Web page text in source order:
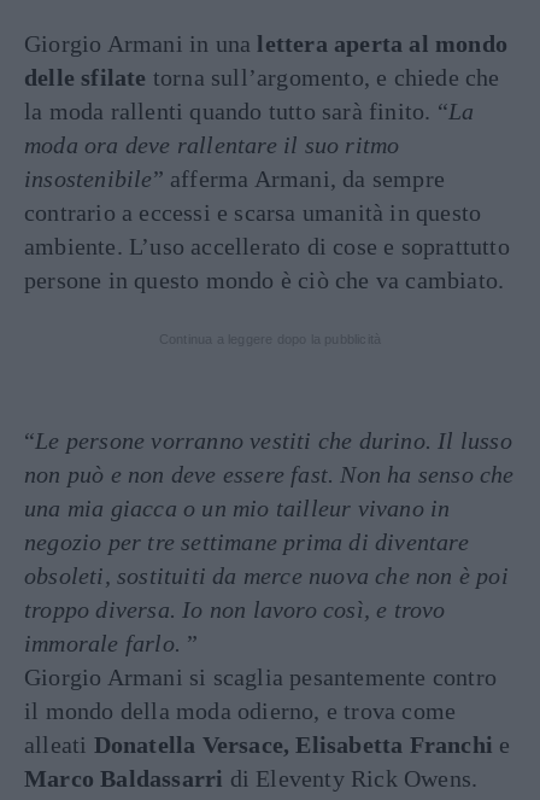
Giorgio Armani in una lettera aperta al mondo
delle sfilate torna sull’argomento, e chiede che
la moda rallenti quando tutto sarà finito. “La
moda ora deve rallentare il suo ritmo
insostenibile” afferma Armani, da sempre
contrario a eccessi e scarsa umanità in questo
ambiente. L’uso accellerato di cose e soprattutto
persone in questo mondo è ciò che va cambiato.
“Le persone vorranno vestiti che durino. Il lusso
non può e non deve essere fast. Non ha senso che
una mia giacca o un mio tailleur vivano in
negozio per tre settimane prima di diventare
obsoleti, sostituiti da merce nuova che non è poi
troppo diversa. Io non lavoro così, e trovo
immorale farlo. ”
Giorgio Armani si scaglia pesantemente contro
il mondo della moda odierno, e trova come
alleati Donatella Versace, Elisabetta Franchi e
Marco Baldassarri di Eleventy Rick Owens.